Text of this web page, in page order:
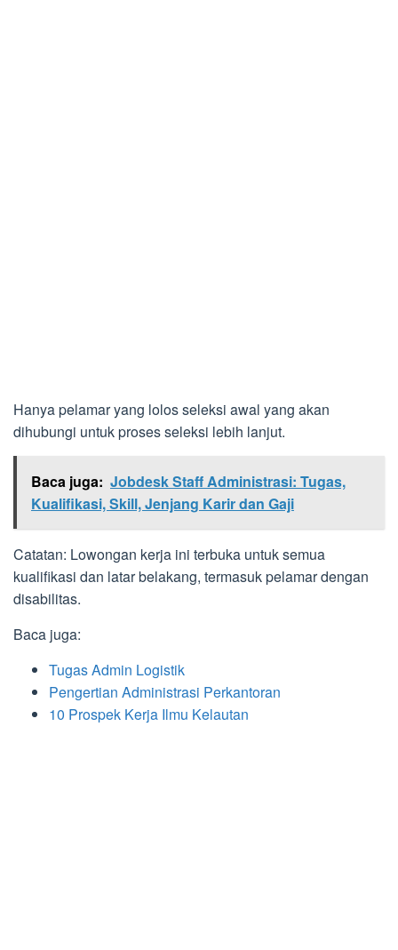
Hanya pelamar yang lolos seleksi awal yang akan
dihubungi untuk proses seleksi lebih lanjut.
Baca juga: Jobdesk Staff Administrasi: Tugas,
Kualifikasi, Skill, Jenjang Karir dan Gaji
Catatan: Lowongan kerja ini terbuka untuk semua
kualifikasi dan latar belakang, termasuk pelamar dengan
disabilitas.
Baca juga:
Tugas Admin Logistik
Pengertian Administrasi Perkantoran
10 Prospek Kerja Ilmu Kelautan